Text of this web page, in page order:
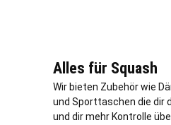
Alles für Squash
Wir bieten Zubehör wie
und Sporttaschen die dir
und dir mehr Kontrolle